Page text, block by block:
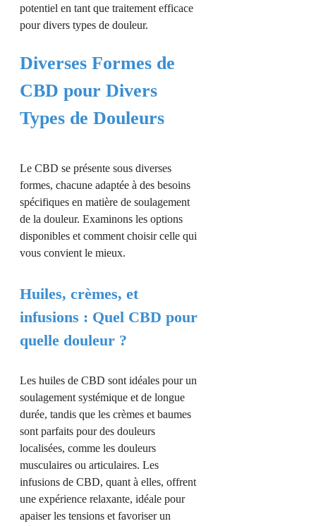
potentiel en tant que traitement efficace
pour divers types de douleur.
Diverses Formes de
CBD pour Divers
Types de Douleurs
Le CBD se présente sous diverses
formes, chacune adaptée à des besoins
spécifiques en matière de soulagement
de la douleur. Examinons les options
disponibles et comment choisir celle qui
vous convient le mieux.
Huiles, crèmes, et
infusions : Quel CBD pour
quelle douleur ?
Les huiles de CBD sont idéales pour un
soulagement systémique et de longue
durée, tandis que les crèmes et baumes
sont parfaits pour des douleurs
localisées, comme les douleurs
musculaires ou articulaires. Les
infusions de CBD, quant à elles, offrent
une expérience relaxante, idéale pour
apaiser les tensions et favoriser un